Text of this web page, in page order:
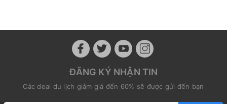
ĐĂNG KÝ NHẬN TIN
Các deal du lịch giảm giá đến 60% sẽ được gửi đến bạn